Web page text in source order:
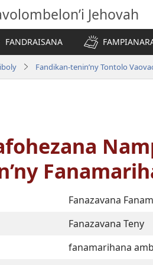
Jehovah
FANDRAISANA
Fandikan-tenin’ny Tontolo
Fanazavana
Fanazavana Teny
fanamarihana